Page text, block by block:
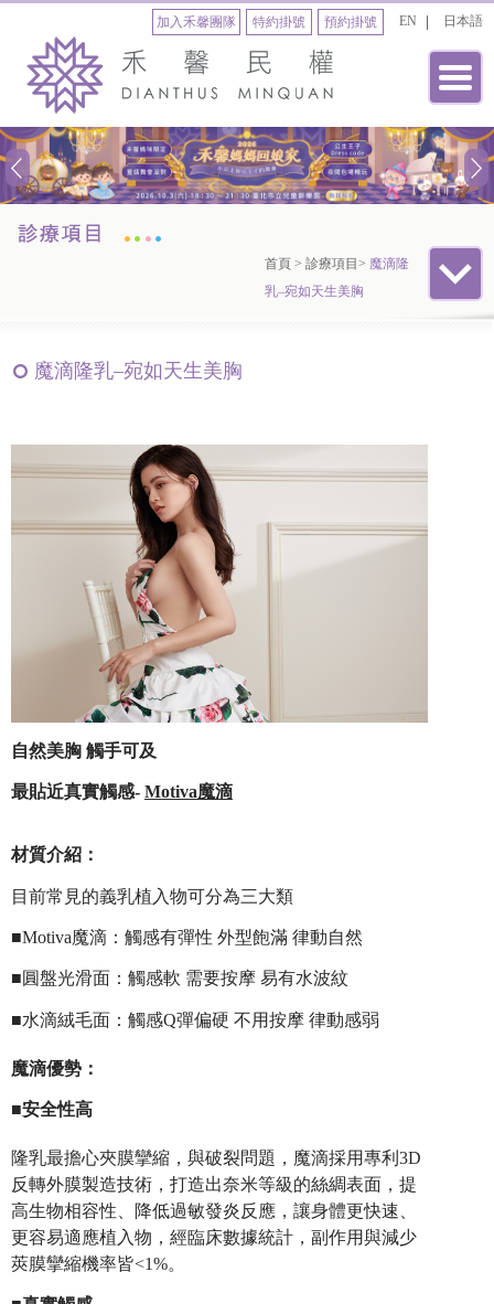
日本語
EN
加入禾馨團隊 預約掛號
特約掛號
首頁 > 診療項目 > 魔滴隆
乳–宛如天生美胸
魔滴隆乳–宛如天生美胸
自然美胸 觸手可及
最貼近真實觸感- Motiva魔滴
材質介紹：
目前常見的義乳植入物可分為三大類
■Motiva魔滴：觸感有彈性 外型飽滿 律動自然
■圓盤光滑面：觸感軟 需要按摩 易有水波紋
■水滴絨毛面：觸感Q彈偏硬 不用按摩 律動感弱
魔滴優勢 ：
■安全性高
隆乳最擔心夾膜攣縮，與破裂問題，魔滴採用專利3D
反轉外膜製造技術，打造出奈米等級的絲綢表面，提
高生物相容性、降低過敏發炎反應，讓身體更快速、
更容易適應植入物，經臨床數據統計，副作用與減少
莢膜攣縮機率皆<1%。